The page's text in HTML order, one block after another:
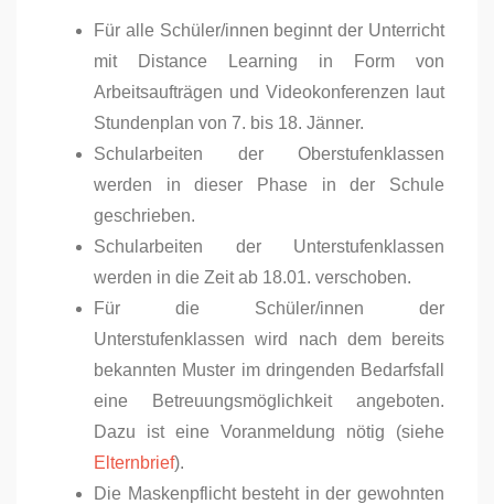
Für alle Schüler/innen beginnt der Unterricht
mit Distance Learning in Form von
Arbeitsaufträgen und Videokonferenzen laut
Stundenplan von 7. bis 18. Jänner.
Schularbeiten der Oberstufenklassen
werden in dieser Phase in der Schule
geschrieben.
Schularbeiten der Unterstufenklassen
werden in die Zeit ab 18.01. verschoben.
Für die Schüler/innen der
Unterstufenklassen wird nach dem bereits
bekannten Muster im dringenden Bedarfsfall
eine Betreuungsmöglichkeit angeboten.
Dazu ist eine Voranmeldung nötig (siehe
Elternbrief).
Die Maskenpflicht besteht in der gewohnten